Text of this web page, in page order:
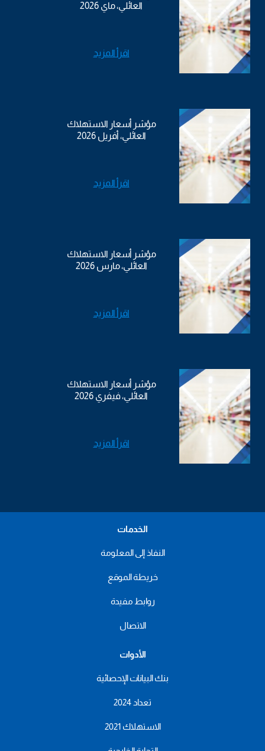
العائلي، ماي 2026
اقرأ المزيد
مؤشر أسعار الاستهلاك
العائلي، أفريل 2026
اقرأ المزيد
مؤشر أسعار الاستهلاك
العائلي، مارس 2026
اقرأ المزيد
مؤشر أسعار الاستهلاك
العائلي، فيفري 2026
اقرأ المزيد
الخدمات
النفاذ إلى المعلومة
خريطة الموقع
روابط مفيدة
الاتصال
الأدوات
بنك البيانات الإحصائية
تعداد 2024
الاستهلاك 2021